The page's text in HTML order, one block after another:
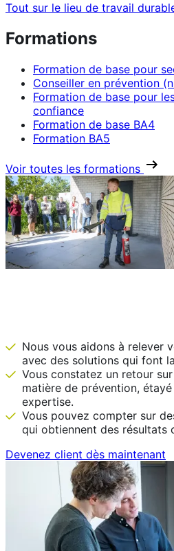
Tout sur le lieu de travail
Formations
Formation de base pour
Conseiller en prévention
Formation de base pour
confiance
Formation de base BA4
Formation BA5
Voir toutes les formations
Nous vous aidons à relever
avec des solutions qui font
Vous constatez un retour
matière de prévention,
expertise.
Vous pouvez compter sur
qui obtiennent des résultats
Devenez client dès maintenant